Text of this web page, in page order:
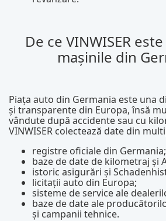
De ce VINWISER
mașinile din
Piața auto din Germania este una
și transparente din Europa, însă
vândute după accidente sau cu
VINWISER colectează date din
registre oficiale din Germania;
baze de date de kilometraj și
istoric asigurări și
licitații auto din Europa;
sisteme de service ale
baze de date ale
și campanii tehnice.